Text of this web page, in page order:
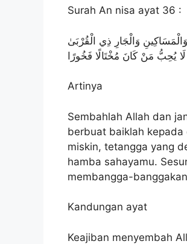
Surah An nisa ayat 36 :
وَالْمَسَاكِينِ وَالْجَارِ ذِي الْقُرْبَىٰ
يُحِبُّ مَنْ كَانَ مُخْتَالًا فَخُورًا
Artinya
Sembahlah Allah dan
berbuat baiklah
miskin, tetangga yang
hamba sahayamu.
membangga-
Kandungan ayat
Keajiban menyembah